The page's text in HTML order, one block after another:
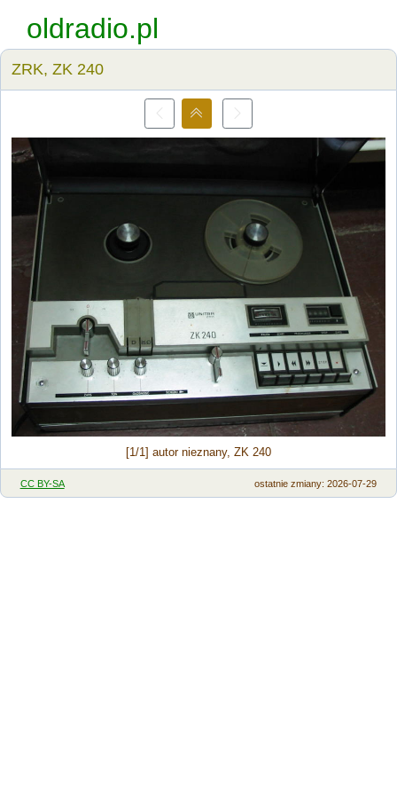
oldradio.pl
ZRK, ZK 240
[1/1] autor nieznany, ZK 240
CC BY-SA ostatnie zmiany: 2026-07-29